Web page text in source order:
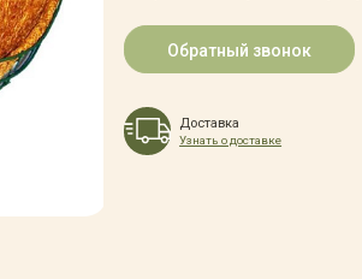
Обратный звонок
Доставка
Узнать о доставке